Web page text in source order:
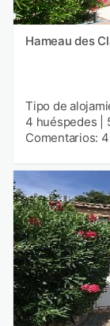
Hameau des
Tipo de
4 huéspedes
Comentarios: 4